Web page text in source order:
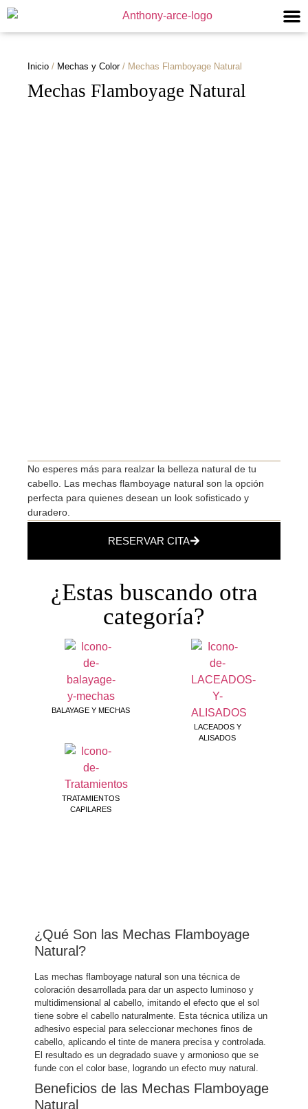
Inicio / Mechas y Color/ Mechas Flamboyage Natural
Mechas Flamboyage Natural
No esperes más para realzar la belleza natural de tu
cabello. Las mechas flamboyage natural son la opción
perfecta para quienes desean un look sofisticado y
duradero.
RESERVAR CITA
¿Estas buscando otra
categoría?
BALAYAGE Y MECHAS
LACEADOS Y
ALISADOS
TRATAMIENTOS
CAPILARES
¿Qué Son las Mechas Flamboyage
Natural?
Las mechas flamboyage natural son una técnica de
coloración desarrollada para dar un aspecto luminoso y
multidimensional al cabello, imitando el efecto que el sol
tiene sobre el cabello naturalmente. Esta técnica utiliza un
adhesivo especial para seleccionar mechones finos de
cabello, aplicando el tinte de manera precisa y controlada.
El resultado es un degradado suave y armonioso que se
funde con el color base, logrando un efecto muy natural.
Beneficios de las Mechas Flamboyage
Natural